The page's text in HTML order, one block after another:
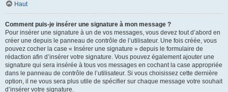
Haut
Comment puis-je insérer une signature à mon message ?
Pour insérer une signature à un de vos messages, vous devez tout d’abord en
créer une depuis le panneau de contrôle de l’utilisateur. Une fois créée, vous
pouvez cocher la case « Insérer une signature » depuis le formulaire de
rédaction afin d’insérer votre signature. Vous pouvez également ajouter une
signature qui sera insérée à tous vos messages en cochant la case appropriée
dans le panneau de contrôle de l’utilisateur. Si vous choisissez cette dernière
option, il ne vous sera plus utile de spécifier sur chaque message votre souhait
d’insérer votre signature.